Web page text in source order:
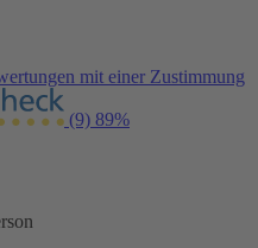
mit einer Zustimmung
(9) 89%